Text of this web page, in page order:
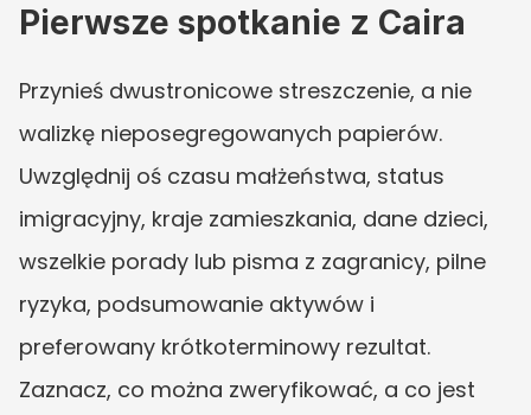
Pierwsze spotkanie z Caira
Przynieś dwustronicowe streszczenie, a nie
walizkę nieposegregowanych papierów.
Uwzględnij oś czasu małżeństwa, status
imigracyjny, kraje zamieszkania, dane dzieci,
wszelkie porady lub pisma z zagranicy, pilne
ryzyka, podsumowanie aktywów i
preferowany krótkoterminowy rezultat.
Zaznacz, co można zweryfikować, a co jest